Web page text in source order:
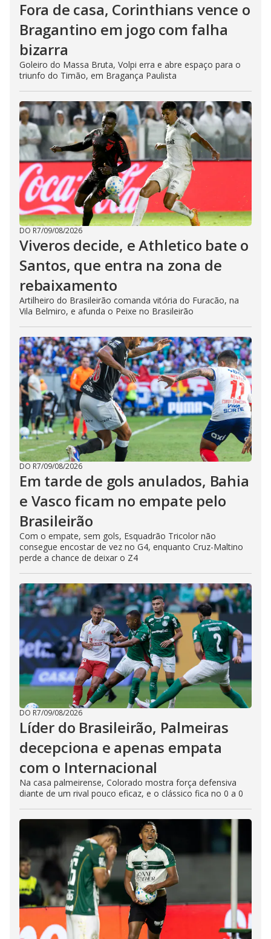
Fora de casa, Corinthians vence o
Bragantino em jogo com falha
bizarra
Goleiro do Massa Bruta, Volpi erra e abre espaço para o
triunfo do Timão, em Bragança Paulista
DO R7/09/08/2026
Viveros decide, e Athletico bate o
Santos, que entra na zona de
rebaixamento
Artilheiro do Brasileirão comanda vitória do Furacão, na
Vila Belmiro, e afunda o Peixe no Brasileirão
DO R7/09/08/2026
Em tarde de gols anulados, Bahia
e Vasco ficam no empate pelo
Brasileirão
Com o empate, sem gols, Esquadrão Tricolor não
consegue encostar de vez no G4, enquanto Cruz-Maltino
perde a chance de deixar o Z4
DO R7/09/08/2026
Líder do Brasileirão, Palmeiras
decepciona e apenas empata
com o Internacional
Na casa palmeirense, Colorado mostra força defensiva
diante de um rival pouco eficaz, e o clássico fica no 0 a 0